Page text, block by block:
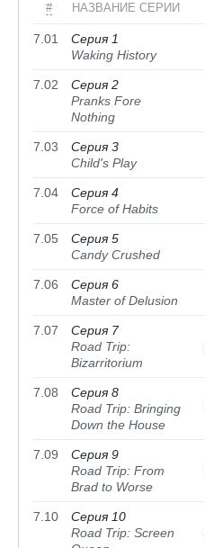
# НАЗВАНИЕ СЕРИИ
7.01
Серия 1
Waking History
7.02
Серия 2
Pranks Fore
Nothing
7.03
Серия 3
Child's Play
7.04
Серия 4
Force of Habits
7.05
Серия 5
Candy Crushed
7.06
Серия 6
Master of Delusion
7.07
Серия 7
Road Trip:
Bizarritorium
7.08
Серия 8
Road Trip: Bringing
Down the House
7.09
Серия 9
Road Trip: From
Brad to Worse
7.10
Серия 10
Road Trip: Screen